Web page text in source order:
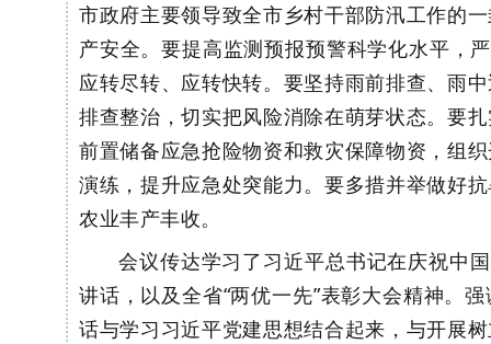
市政府主要领导致全市乡村干部防汛工作的
产安全。要提高监测预报预警科学化水平，
应转尽转、应转快转。 要坚持雨前排查、雨
排查整治，切实把风险消除在萌芽状态。 要
前置储备应急抢险物资和救灾保障物资，组
演练，提升应急处突能力。 要多措并举做好
农业丰产丰收。
会议传达学习了习近平总书记在庆祝中
讲话，以及全省“两优一先”表彰大会精神。
话与学习习近平党建思想结合起来，与开展